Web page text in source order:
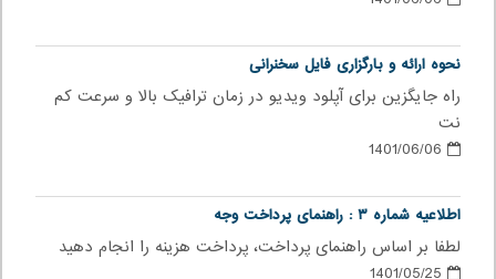
نحوه ارائه و بارگزاری فایل سخنرانی
راه جایگزین برای آپلود ویدیو در زمان ترافیک بالا و سرعت کم
نت
اطلاعیه شماره ۳ : راهنمای پرداخت وجه
لطفا بر اساس راهنمای پرداخت، پرداخت هزینه را انجام دهید